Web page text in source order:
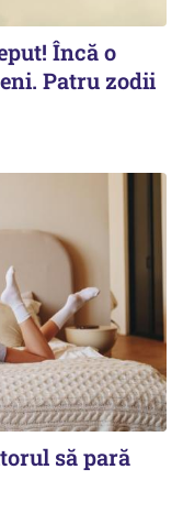
Încă o
Patru zodii
să pară